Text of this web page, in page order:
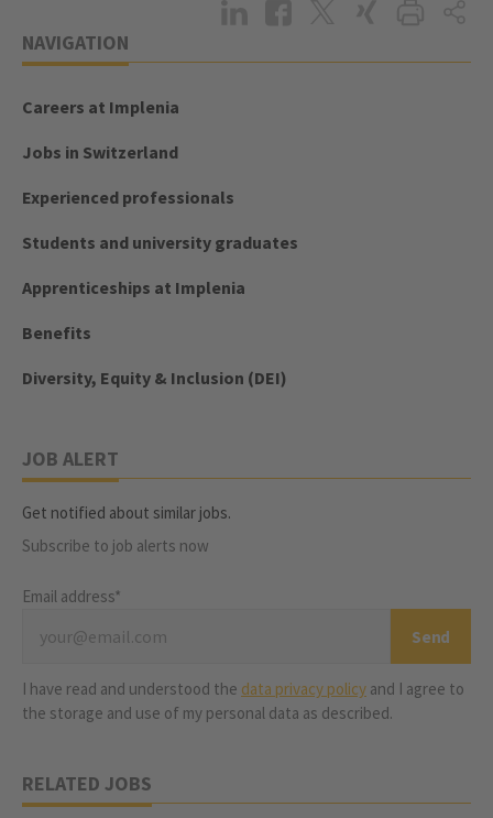
NAVIGATION
Careers at Implenia
Jobs in Switzerland
Experienced professionals
Students and university graduates
Apprenticeships at Implenia
Benefits
Diversity, Equity & Inclusion (DEI)
JOB ALERT
Get notified about similar jobs.
Subscribe to job alerts now
Email address*
I have read and understood the data privacy policy and I agree to
the storage and use of my personal data as described.
RELATED JOBS